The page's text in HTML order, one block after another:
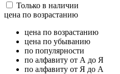
Только в наличии
цена по возрастанию
цена по возрастанию
цена по убыванию
по популярности
по алфавиту от А до Я
по алфавиту от Я до А